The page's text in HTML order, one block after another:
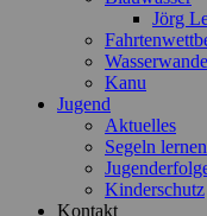
Jörg
Kanu
Jugend
Aktuelles
Segeln lernen
Kinderschutz
Kontakt